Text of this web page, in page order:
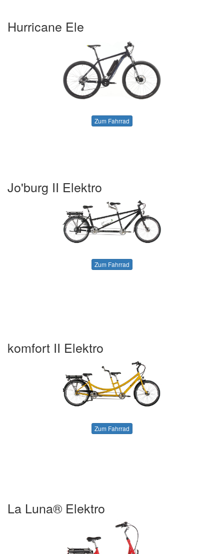
Hurricane Ele
Zum Fahrrad
Jo'burg II Elektro
Zum Fahrrad
komfort II Elektro
Zum Fahrrad
La Luna® Elektro